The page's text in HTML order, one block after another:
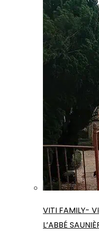
VITI FAMILY-
L’ABBÉ